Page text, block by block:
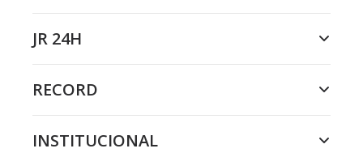
JR 24H
RECORD
INSTITUCIONAL